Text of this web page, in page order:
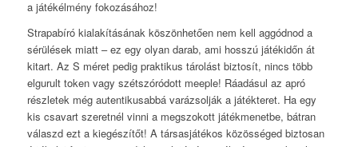
a játékélmény fokozásához!
Strapabíró kialakításának köszönhetően nem kell aggódnod a
sérülések miatt – ez egy olyan darab, ami hosszú játékidőn át
kitart. Az S méret pedig praktikus tárolást biztosít, nincs több
elgurult token vagy szétszóródott meeple! Ráadásul az apró
részletek még autentikusabbá varázsolják a játékteret. Ha egy
kis csavart szeretnél vinni a megszokott játékmenetbe, bátran
válaszd ezt a kiegészítőt! A társasjátékos közösséged biztosan